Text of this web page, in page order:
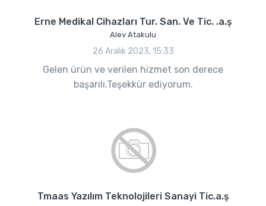
Erne Medikal Cihazları Tur. San. Ve Tic. .a.ş
Alev Atakulu
26 Aralık 2023, 15:33
Gelen ürün ve verilen hizmet son derece
başarılı.Teşekkür ediyorum.
Tmaas Yazılım Teknolojileri Sanayi Tic.a.ş